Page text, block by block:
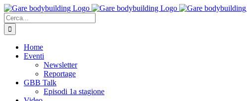
Salta
al
contenuto
Cerca
per:
Home
Eventi
Newsletter
Reportage
GBB Talk
Episodi 1a stagione